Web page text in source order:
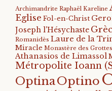
Archimandrite Raphaël Kareline
Eglise Fol-en-Christ
Joseph l'Hésychaste
Romanidès Laure de la
Miracle Monastère des
Athanasios de Limassol
Métropolite Ioann
OptinaOptino